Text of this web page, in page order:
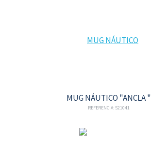
MUG NÁUTICO "ANCLA "
REFERENCIA: 521041